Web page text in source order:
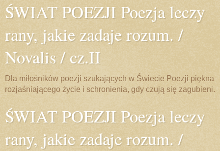
ŚWIAT POEZJI Poezja leczy
rany, jakie zadaje rozum. /
Novalis / cz.II
Dla miłośników poezji szukających w Świecie Poezji piękna
rozjaśniającego życie i schronienia, gdy czują się zagubieni.
ŚWIAT POEZJI Poezja leczy
rany, jakie zadaje rozum. /